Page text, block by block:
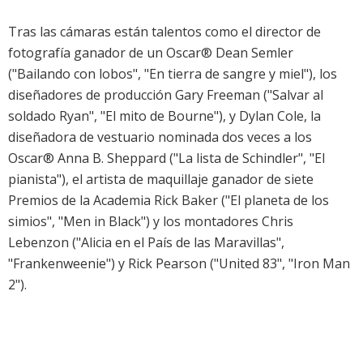
Tras las cámaras están talentos como el director de
fotografía ganador de un Oscar® Dean Semler
("Bailando con lobos", "En tierra de sangre y miel"), los
diseñadores de producción Gary Freeman ("Salvar al
soldado Ryan", "El mito de Bourne"), y Dylan Cole, la
diseñadora de vestuario nominada dos veces a los
Oscar® Anna B. Sheppard ("La lista de Schindler", "El
pianista"), el artista de maquillaje ganador de siete
Premios de la Academia Rick Baker ("El planeta de los
simios", "Men in Black") y los montadores Chris
Lebenzon ("Alicia en el País de las Maravillas",
"Frankenweenie") y Rick Pearson ("United 83", "Iron Man
2").